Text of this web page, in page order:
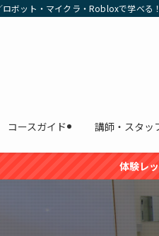
ボット・マイクラ・Robloxで学べる！
コースガイド 講師・スタッ
体験レ